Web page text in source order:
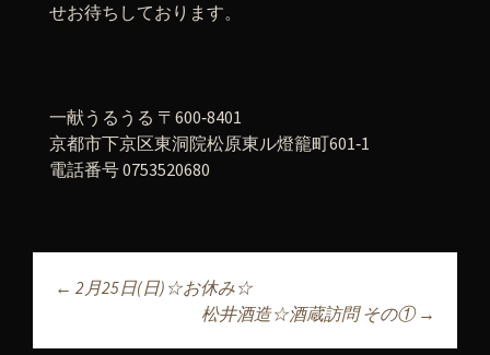
せお待ちしております。
一献うるうる 〒600‐8401
京都市下京区東洞院松原東ル燈籠町601‐1
電話番号 0753520680
投稿ナビゲーショ
← 2月25日(日)☆お休み☆
松井酒造☆酒蔵訪問 その① →